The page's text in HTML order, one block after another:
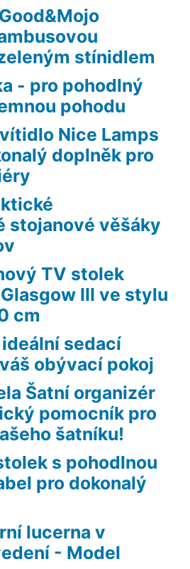
stínidlem
- pro pohodlný
pohodu
Nice Lamps
doplněk pro
stojanové věšáky
TV stolek
III ve stylu
cm
sedací
obývací pokoj
Šatní organizér
pomocník pro
šatníku!
s pohodlnou
pro dokonalý
lucerna v
- Model